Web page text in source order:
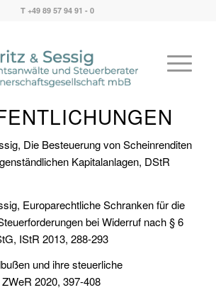
T +49 89 57 94 91 - 0
Die Besteuerung von Scheinrenditen
Kapitalanlagen, DStR
Europarechtliche Schranken für die
bei Widerruf nach § 6
IStR 2013, 288-293
und ihre steuerliche
2020, 397-408